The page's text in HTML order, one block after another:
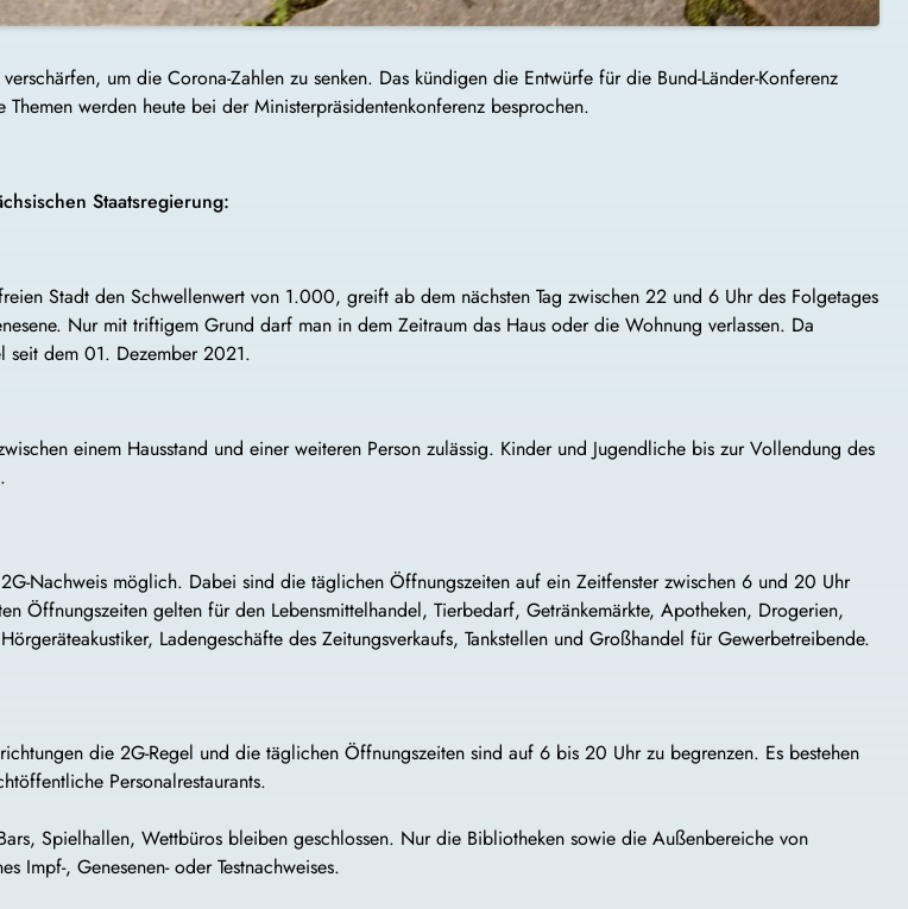
um die Corona-Zahlen zu senken. Das kündigen die Entwürfe für die Bund-Länder-Konferenz
werden heute bei der Ministerpräsidentenkonferenz besprochen.
Staatsregierung:
Stadt den Schwellenwert von 1.000, greift ab dem nächsten Tag zwischen 22 und 6 Uhr des Folgetages
Nur mit triftigem Grund darf man in dem Zeitraum das Haus oder die Wohnung verlassen. Da
seit dem 01. Dezember 2021.
einem Hausstand und einer weiteren Person zulässig. Kinder und Jugendliche bis zur Vollendung des
Nachweis möglich. Dabei sind die täglichen Öffnungszeiten auf ein Zeitfenster zwischen 6 und 20 Uhr
Öffnungszeiten gelten für den Lebensmittelhandel, Tierbedarf, Getränkemärkte, Apotheken, Drogerien,
Ladengeschäfte des Zeitungsverkaufs, Tankstellen und Großhandel für Gewerbetreibende.
die 2G-Regel und die täglichen Öffnungszeiten sind auf 6 bis 20 Uhr zu begrenzen. Es bestehen
Personalrestaurants.
Spielhallen, Wettbüros bleiben geschlossen. Nur die Bibliotheken sowie die Außenbereiche von
Impf-, Genesenen- oder Testnachweises.